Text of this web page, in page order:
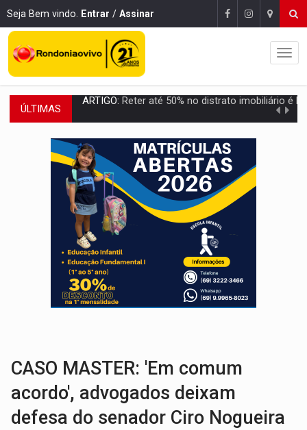
Seja Bem vindo. Entrar / Assinar
ÚLTIMAS Veja as mais de 200 ações de Marcos
EXPANSÃO:Grupo Nova Era amplia presença em PVH e transforma Aramix
ROTA GLOBAL: PCC amplia presença internacional e transforma Brasil em
CONEXÃO RONDONIAOVIVO:Museólogo Antônio Ocampo conduz a história de
EXTENSÃO DE DANOS: Ferroviários pedem ao Iphan recuperação de área
VARIANDO O CARDÁPIO: Veja essa receita de carne assada para o
PREJUÍZO AOS ESTUDANTES:Greve dos professores em PVH é
POSSESSÃO DE DEBORAH LOGAN:Terror mistura mistério e filmagens
CASO MASTER: 'Em comum
acordo', advogados deixam
defesa do senador Ciro Nogueira